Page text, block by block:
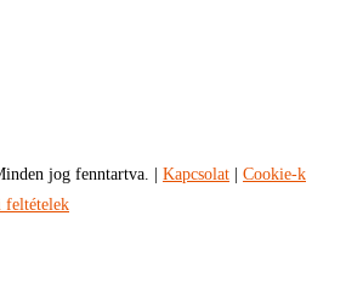
jog fenntartva. | Kapcsolat
Cookie-k
feltételek